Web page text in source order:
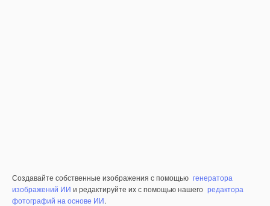
Создавайте собственные изображения с помощью генератора
изображений ИИ и редактируйте их с помощью нашего редактора
фотографий на основе ИИ.